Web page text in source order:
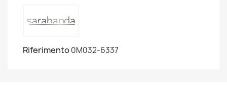
Riferimento0M032-6337